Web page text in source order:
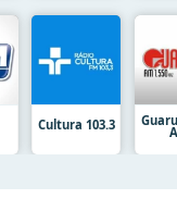
Cultura 103.3